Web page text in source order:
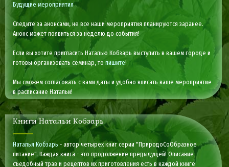
Будущие мероприятия
Следите за анонсами, не все наши мероприятия планируются заранее.
Анонс может появиться за неделю до события!
Если вы хотите пригласить Наталью Кобзарь выступить в вашем городе и
готовы организовать семинар, топишите!
Мы сможем согласовать с вами даты и удобно вписать ваше мероприятие
в расписание Натальи!
Книги Натальи Кобзарь
Наталья Кобзарь - автор четырех книг серии "ПриродоСоОбразное
питание". Каждая книга - это продолжение предыдущей! Описание
съедобный трав и рецептов их приготовления есть в каждой книге